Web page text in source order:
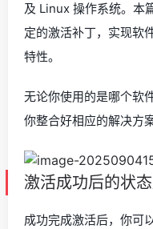
及 Linux 操作系统。本
定的激活补丁，实现软
特性。
无论你使用的是哪个软
你整合好相应的解决方案
激活成功后的状
成功完成激活后，你可